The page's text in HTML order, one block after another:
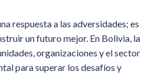
respuesta a las adversidades; es
un futuro mejor. En Bolivia, la
organizaciones y el sector
para superar los desafíos y